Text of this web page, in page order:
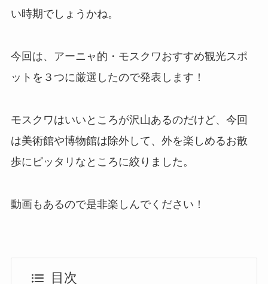
い時期でしょうかね。
今回は、アーニャ的・モスクワおすすめ観光スポ
ットを３つに厳選したので発表します！
モスクワはいいところが沢山あるのだけど、今回
は美術館や博物館は除外して、外を楽しめるお散
歩にピッタリなところに絞りました。
動画もあるので是非楽しんでください！
目次